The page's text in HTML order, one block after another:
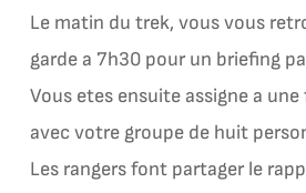
Le matin du trek, vous vous
garde a 7h30 pour un briefing
Vous etes ensuite assigne a
avec votre groupe de huit
Les rangers font partager le